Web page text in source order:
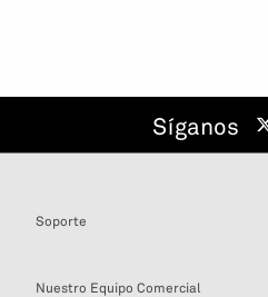
Síganos
Soporte
Nuestro Equipo Comercial